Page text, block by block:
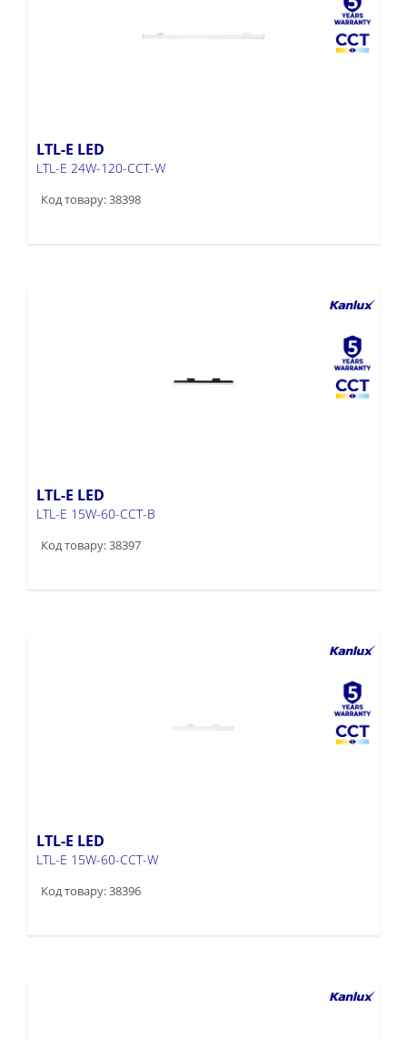
LTL-E LED
LTL-E 24W-120-CCT-W
Код товару: 38398
LTL-E LED
LTL-E 15W-60-CCT-B
Код товару: 38397
LTL-E LED
LTL-E 15W-60-CCT-W
Код товару: 38396